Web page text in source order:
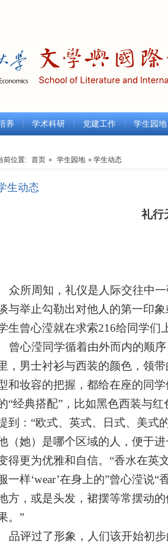
养 学术科研 党建工作 学生园地
前位置: 首页 » 学生园地 » 学生动态
生动态
礼行
所周知，礼仪是人际交往中一
与举止勾勒出对他人的第一印
生曾心滢就在求索216给同学们
心滢同学循着由外而内的顺序
，男士衬衫与西装的颜色，领
和妆容的把握，都给在座的同
“经典搭配”，比如黑色西装与
到：“欧式、英式、日式、美式
（她）是哪个区域的人，便于
得更为优雅和自信。“香水在英
一样‘wear’在身上的”曾心滢说
方，或是头发，裙摆等常摆动
。”
评过了形象，人们该开始初步